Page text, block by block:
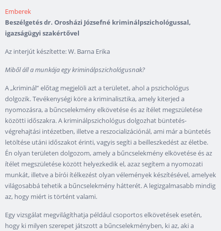
Emberek
Beszélgetés dr. Orosházi Józsefné kriminálpszichológussal,
igazságügyi szakértővel
Az interjút készítette: W. Barna Erika
Miből áll a munkája egy kriminálpszichológusnak?
A „kriminál” előtag megjelöli azt a területet, ahol a pszichológus
dolgozik. Tevékenységi köre a kriminalisztika, amely kiterjed a
nyomozásra, a bűncselekmény elkövetése és az ítélet megszületése
közötti időszakra. A kriminálpszichológus dolgozhat büntetés-
végrehajtási intézetben, illetve a reszocializációnál, ami már a büntetés
letöltése utáni időszakot érinti, vagyis segíti a beilleszkedést az életbe.
Én olyan területen dolgozom, amely a bűncselekmény elkövetése és az
ítélet megszületése között helyezkedik el, azaz segítem a nyomozati
munkát, illetve a bírói ítélkezést olyan vélemények készítésével, amelyek
világosabbá tehetik a bűncselekmény hátterét. A legizgalmasabb mindig
az, hogy miért is történt valami.
Egy vizsgálat megvilágíthatja például csoportos elkövetések esetén,
hogy ki milyen szerepet játszott a bűncselekményben, ki az, aki a